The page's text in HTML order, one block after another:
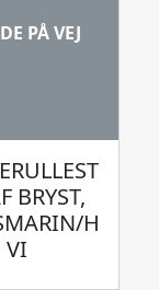
PÅ VEJ
BRYST,
H
VI